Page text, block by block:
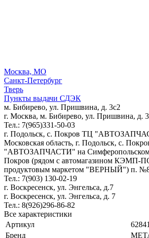
Москва, МО
Санкт-Петербург
Тверь
Пункты выдачи СДЭК
м. Бибирево, ул. Пришвина, д. 3с2
г. Москва, м. Бибирево, ул. Пришвина, д.
Тел.: 7(965)331-50-03
г. Подольск, c. Покров ТЦ
Московская область, г. Подольск, c.
"АВТОЗАПЧАСТИ" на Симферопольском
Покров (рядом с автомагазином КЭМП-
продуктовым маркетом "ВЕРНЫЙ") п.
Тел.: 7(903) 130-02-19
г. Воскресенск, ул. Энгельса, д.7
г. Воскресенск, ул. Энгельса, д. 7
Тел.: 8(926)296-86-82
Все характеристики
Артикул
Бренд